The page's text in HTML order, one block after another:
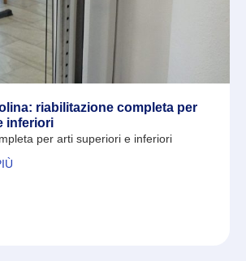
riabilitazione completa per
inferiori
per arti superiori e inferiori